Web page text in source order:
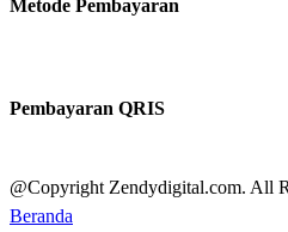
Metode Pembayaran
Pembayaran QRIS
@Copyright Zendydigital.com. All
Beranda